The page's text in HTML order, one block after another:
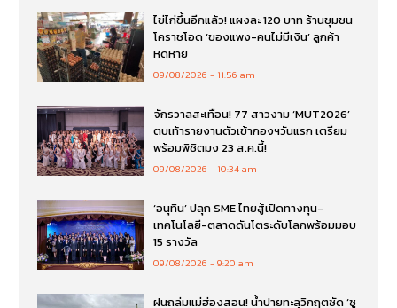
ไข่ไก่ขึ้นอีกแล้ว! แผงละ 120 บาท ร้านชุมชน
โคราชโอด ‘ของแพง-คนไม่มีเงิน’ ลูกค้า
หดหาย
09/08/2026 11:56 am
จักรวาลสะเทือน! 77 สาวงาม ‘MUT2026’
ตบเท้ารายงานตัวเข้ากองฯวันแรก เตรียม
พร้อมพิชิตมง 23 ส.ค.นี้!
09/08/2026 10:34 am
‘อนุทิน’ ปลุก SME ไทยสู้เปิดทางทุน-
เทคโนโลยี-ตลาดดันโตระดับโลกพร้อมมอบ
15 รางวัล
09/08/2026 9:20 am
ฝนถล่มแม่ฮ่องสอน! น้ำปายทะลุวิกฤตซัด ‘ซู